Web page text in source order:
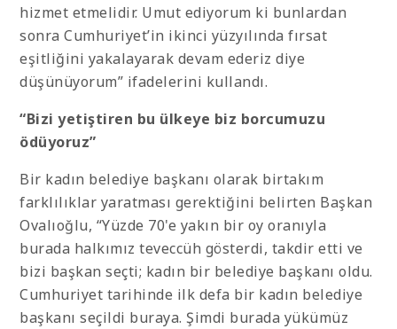
hizmet etmelidir. Umut ediyorum ki bunlardan
sonra Cumhuriyet’in ikinci yüzyılında fırsat
eşitliğini yakalayarak devam ederiz diye
düşünüyorum” ifadelerini kullandı.
“Bizi yetiştiren bu ülkeye biz borcumuzu
ödüyoruz”
Bir kadın belediye başkanı olarak birtakım
farklılıklar yaratması gerektiğini belirten Başkan
Ovalıoğlu, “Yüzde 70'e yakın bir oy oranıyla
burada halkımız teveccüh gösterdi, takdir etti ve
bizi başkan seçti; kadın bir belediye başkanı oldu.
Cumhuriyet tarihinde ilk defa bir kadın belediye
başkanı seçildi buraya. Şimdi burada yükümüz